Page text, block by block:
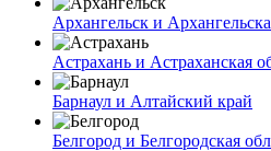
Архангельск и
Астрахань и Астраханская
Барнаул и Алтайский край
Белгород и Белгородская